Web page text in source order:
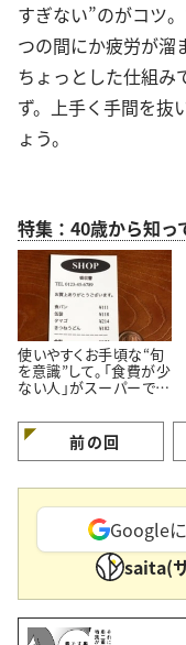
すぎない”のがコツ
つの間にか疲労が溜
ちょっとした仕組み
ず。上手く手間を抜
ょう。
特集：40歳から知っ
使いやすくお手頃な“旬
を意識”して。「食費が少
ない人」がスーパーでよ
前の回
Googleに
saita(